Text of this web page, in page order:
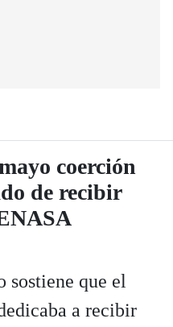
coerción
de recibir
que el
a recibir